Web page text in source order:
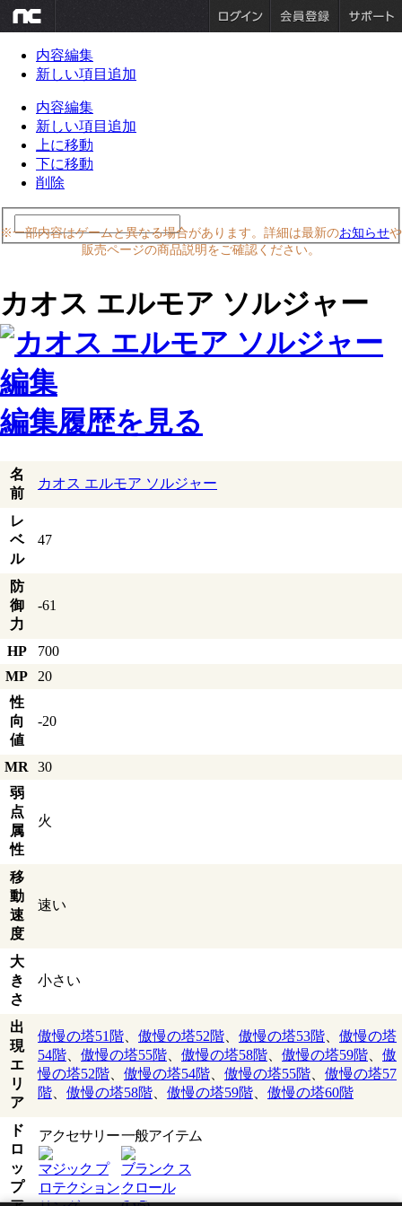
内容編集
新しい項目追加
内容編集
新しい項目追加
上に移動
下に移動
削除
※一部内容はゲームと異なる場合があります。詳細は最新のお知らせや
販売ページの商品説明をご確認ください。
カオス エルモア ソルジャー
編集履歴を見る
名
前
カオス エルモア ソルジャー
レ
ベ
ル
47
防
御
力
-61
HP
700
MP
20
性
向
値
-20
MR
30
弱
点
属
性
火
移
動
速
度
速い
大
き
さ
小さい
出
現
エ
リ
ア
傲慢の塔51階 傲慢の塔52階 傲慢の塔53階
傲慢の塔
54階
傲慢の塔55階 傲慢の塔58階 傲慢の塔59階
傲
慢の塔52階
傲慢の塔54階 傲慢の塔55階
傲慢の塔57
階
傲慢の塔58階 傲慢の塔59階 傲慢の塔60階
ド
ロ
ッ
プ
アクセサリー
マジック プ
ロテクション
一般アイテム
ブランク ス
クロール